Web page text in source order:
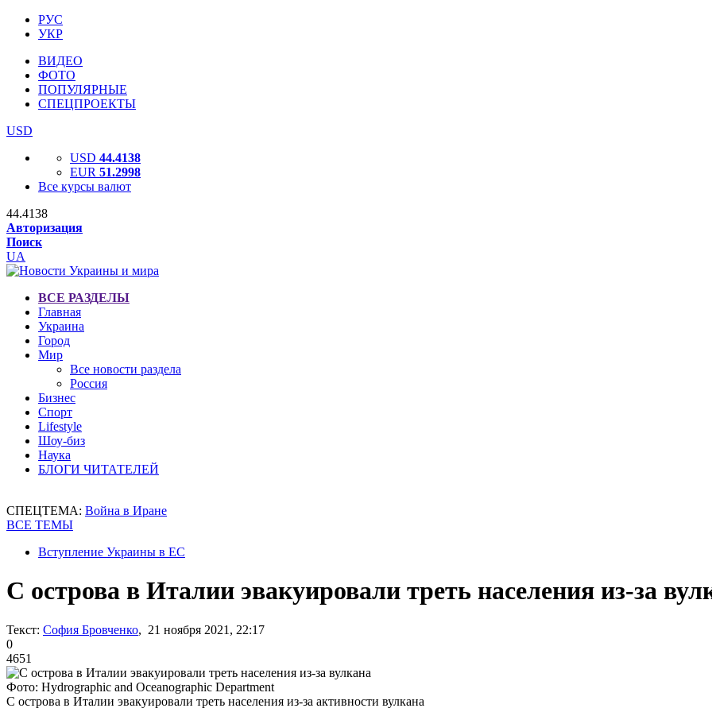
РУС
УКР
ВИДЕО
ФОТО
ПОПУЛЯРНЫЕ
СПЕЦПРОЕКТЫ
USD
USD 44.4138
EUR 51.2998
Все курсы валют
44.4138
Авторизация
Поиск
UA
ВСЕ РАЗДЕЛЫ
Главная
Украина
Город
Мир
Все новости раздела
Россия
Бизнес
Спорт
Lifestyle
Шоу-биз
Наука
БЛОГИ ЧИТАТЕЛЕЙ
СПЕЦТЕМА: Война в Иране
ВСЕ ТЕМЫ
Вступление Украины в ЕС
С острова в Италии эвакуировали треть населения из-за
Текст: София Бровченко, 21 ноября 2021, 22:17
0
4651
Фото: Hydrographic and Oceanographic Department
С острова в Италии эвакуировали треть населения из-за активности вулкана